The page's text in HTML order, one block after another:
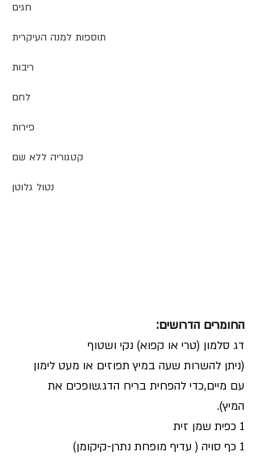
חגים
תוספות למנה העיקרית
ריבות
לחם
פירות
קטגוריה ללא שם
נטול גלוטן
החומרים הדרושים:
דג סלמון (טרי או קפוא) נקי ושטוף
(ניתן להשרות שעה במיץ תפוזים או מעט לימון
עם מיים,כדי להפחית בריח הדג.שופכים את
המיץ).
1 כפית שמן זית
1 כף סויה ( עדיף מופחת נתרן-קיקומן)